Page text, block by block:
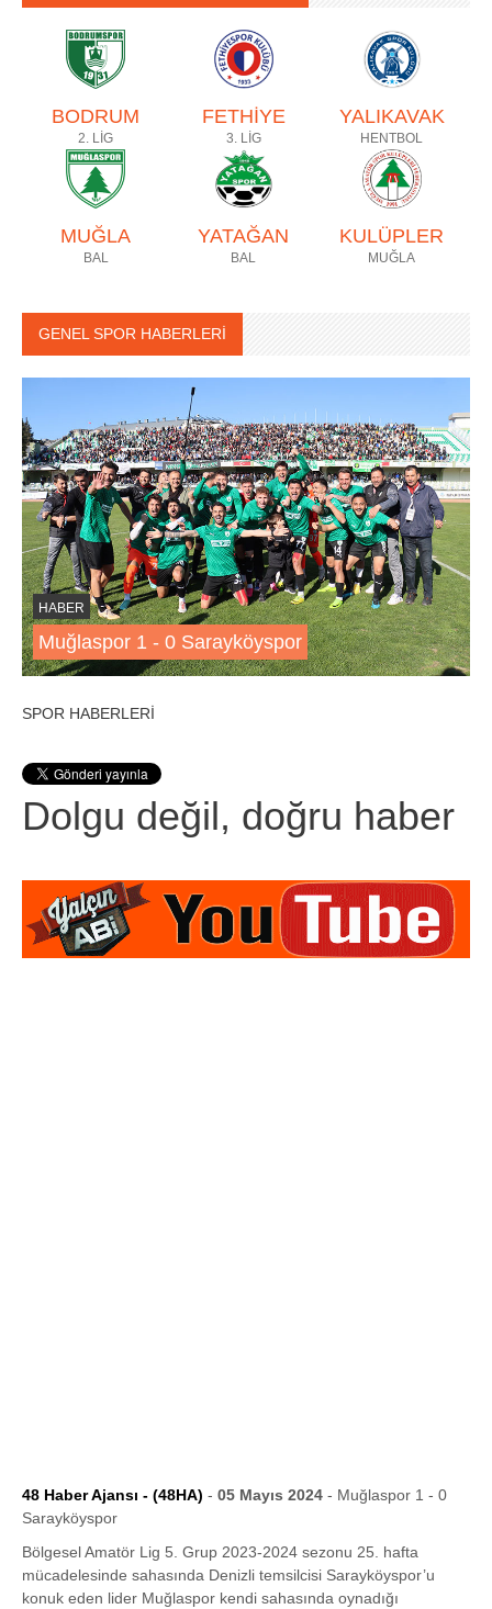
BODRUM
2. LİG
FETHİYE
3. LİG
YALIKAVAK
HENTBOL
MUĞLA
BAL
YATAĞAN
BAL
KULÜPLER
MUĞLA
GENEL SPOR HABERLERİ
HABER
Muğlaspor 1 - 0 Sarayköyspor
SPOR HABERLERİ
Dolgu değil, doğru haber
48 Haber Ajansı - (48HA) - 05 Mayıs 2024 - Muğlaspor 1 - 0
Sarayköyspor
Bölgesel Amatör Lig 5. Grup 2023-2024 sezonu 25. hafta
mücadelesinde sahasında Denizli temsilcisi Sarayköyspor’u
konuk eden lider Muğlaspor kendi sahasında oynadığı